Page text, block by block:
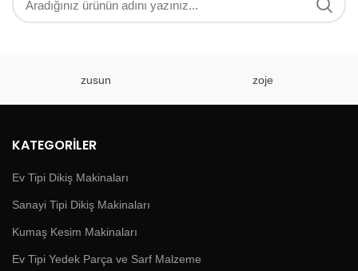
zusun zoje
KATEGORILER
Ev Tipi Dikiş Makinaları
Sanayi Tipi Dikiş Makinaları
Kumaş Kesim Makinaları
Ev Tipi Yedek Parça ve Sarf Malzeme